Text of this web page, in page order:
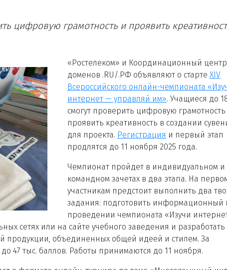
цифровую грамотность и проявить
«Ростелеком» и Координационный центр
доменов .RU/.РФ объявляют о старте XIV
Всероссийского онлайн-чемпионата
интернет — управляй им». Учащиеся до
смогут проверить цифровую грамотность
проявить креативность в создании
для проекта. Регистрация и первый этап
продлятся до 11 ноября 2025 года.
Чемпионат пройдет в индивидуальном и
командном зачетах в два этапа. На
участникам предстоит выполнить два
задания: подготовить информационный
проведении чемпионата «Изучи
сетях или на сайте учебного заведения и
продукции, объединенных общей идеей и стилем. За
47 тыс. баллов. Работы принимаются до 11 ноября.